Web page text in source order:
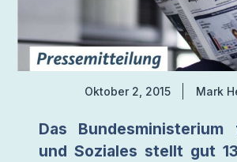
Oktober 2, 2015 Mark
Das
und Soziales stellt gut